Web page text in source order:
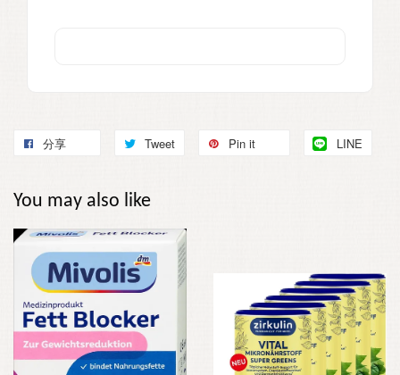
分享 Tweet Pin it LINE
You may also like